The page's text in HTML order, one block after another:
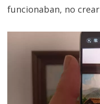
funcionaban, no